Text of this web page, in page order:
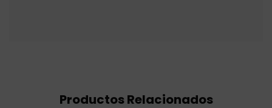
Productos Relacionados